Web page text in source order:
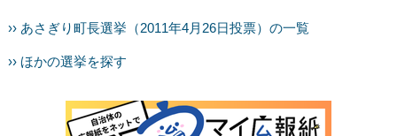
›› あさぎり町長選挙（2011年4月26日投票）の一覧
›› ほかの選挙を探す